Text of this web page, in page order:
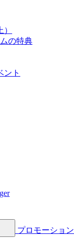
の特典
ント
プロモーション